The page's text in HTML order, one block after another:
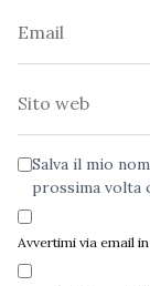
Salva il mio
prossima volta
Avvertimi via email